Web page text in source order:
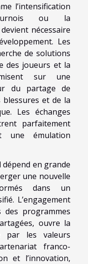
l’intensification
ou la
nécessaire
Les
de solutions
des joueurs et la
sur une
du partage de
et de la
Les échanges
parfaitement
une émulation
en grande
une nouvelle
dans un
L’engagement
programmes
ouvre la
par les valeurs
franco-
et l’innovation,